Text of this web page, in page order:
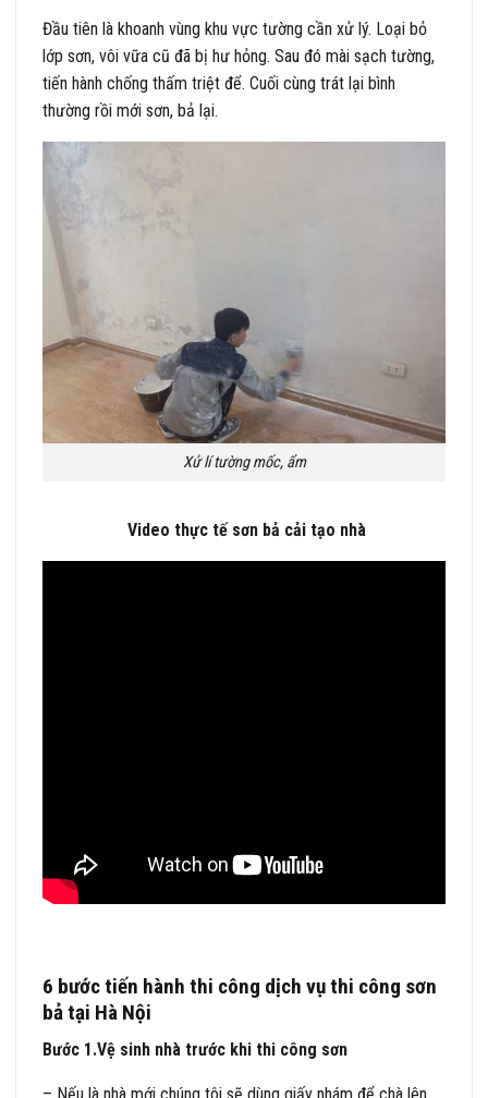
Đầu tiên là khoanh vùng khu vực tường cần xử lý. Loại bỏ
lớp sơn, vôi vữa cũ đã bị hư hỏng. Sau đó mài sạch tường,
tiến hành chống thấm triệt để. Cuối cùng trát lại bình
thường rồi mới sơn, bả lại.
Xử lí tường mốc, ẩm
Video thực tế sơn bả cải tạo nhà
6 bước tiến hành thi công dịch vụ thi công sơn
bả tại Hà Nội
Bước 1.Vệ sinh nhà trước khi thi công sơn